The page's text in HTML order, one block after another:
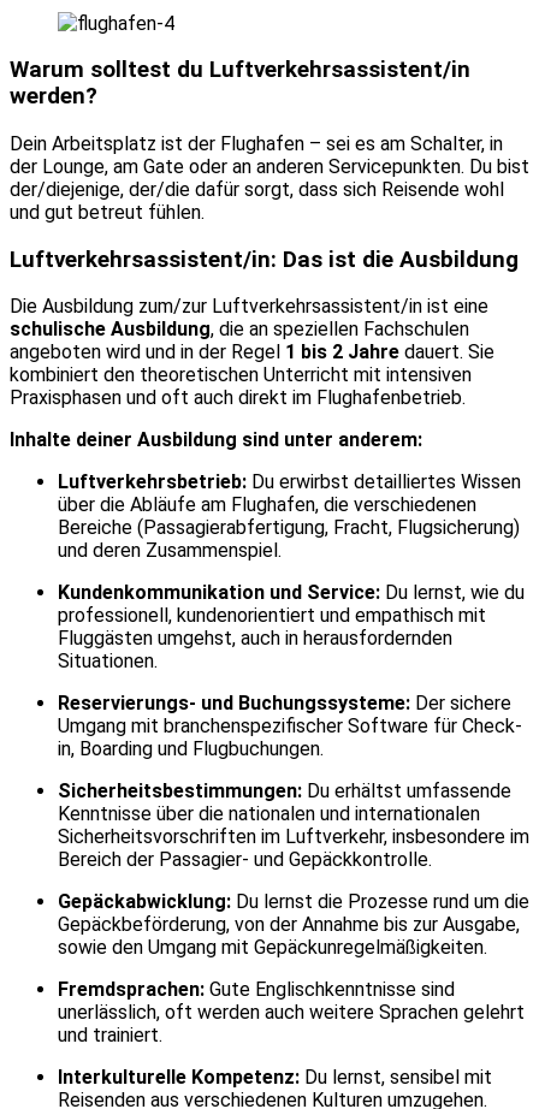
Warum solltest du Luftverkehrsassistent/in
werden?
Dein Arbeitsplatz ist der Flughafen – sei es am Schalter, in
der Lounge, am Gate oder an anderen Servicepunkten. Du bist
der/diejenige, der/die dafür sorgt, dass sich Reisende wohl
und gut betreut fühlen.
Luftverkehrsassistent/in: Das ist die Ausbildung
Die Ausbildung zum/zur Luftverkehrsassistent/in ist eine
schulische Ausbildung, die an speziellen Fachschulen
angeboten wird und in der Regel 1 bis 2 Jahre dauert. Sie
kombiniert den theoretischen Unterricht mit intensiven
Praxisphasen und oft auch direkt im Flughafenbetrieb.
Inhalte deiner Ausbildung sind unter anderem:
Luftverkehrsbetrieb: Du erwirbst detailliertes Wissen
über die Abläufe am Flughafen, die verschiedenen
Bereiche (Passagierabfertigung, Fracht, Flugsicherung)
und deren Zusammenspiel.
Kundenkommunikation und Service: Du lernst, wie du
professionell, kundenorientiert und empathisch mit
Fluggästen umgehst, auch in herausfordernden
Situationen.
Reservierungs- und Buchungssysteme: Der sichere
Umgang mit branchenspezifischer Software für Check-
in, Boarding und Flugbuchungen.
Sicherheitsbestimmungen: Du erhältst umfassende
Kenntnisse über die nationalen und internationalen
Sicherheitsvorschriften im Luftverkehr, insbesondere im
Bereich der Passagier- und Gepäckkontrolle.
Gepäckabwicklung: Du lernst die Prozesse rund um die
Gepäckbeförderung, von der Annahme bis zur Ausgabe,
sowie den Umgang mit Gepäckunregelmäßigkeiten.
Fremdsprachen: Gute Englischkenntnisse sind
unerlässlich, oft werden auch weitere Sprachen gelehrt
und trainiert.
Interkulturelle Kompetenz: Du lernst, sensibel mit
Reisenden aus verschiedenen Kulturen umzugehen.